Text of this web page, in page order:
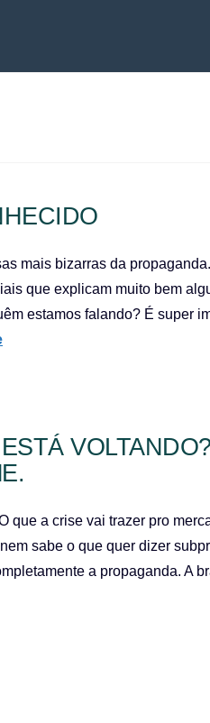
mais bizarras da
que explicam muito bem
estamos falando? É super
que a crise vai trazer pro
sabe o que quer dizer
a propaganda. A